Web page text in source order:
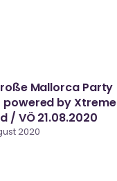
Mallorca Party
powered by Xtreme
/ VÖ 21.08.2020
2020